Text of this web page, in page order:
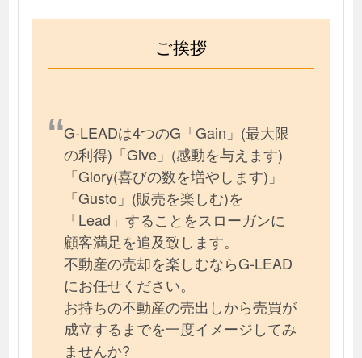
ご挨拶
G-LEADは4つのG「Gain」(最大限
の利得)「Give」(感動を与えます)
「Glory(喜びの数を増やします)」
「Gusto」(販売を楽しむ)を
「Lead」することをスローガンに
顧客満足を追及致します。
不動産の売却を楽しむならG-LEAD
にお任せください。
お持ちの不動産の売出しから売買が
成立するまでを一度イメージしてみ
ませんか?